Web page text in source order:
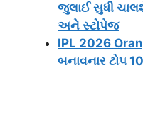
જુલાઈ સુધી
અને સ્ટોપેજ
IPL 2026
બનાવનાર ટોપ